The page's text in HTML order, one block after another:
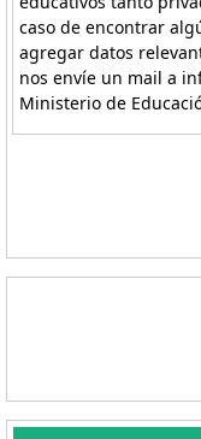
caso de encontrar
agregar datos
nos envíe un mail a
Ministerio de